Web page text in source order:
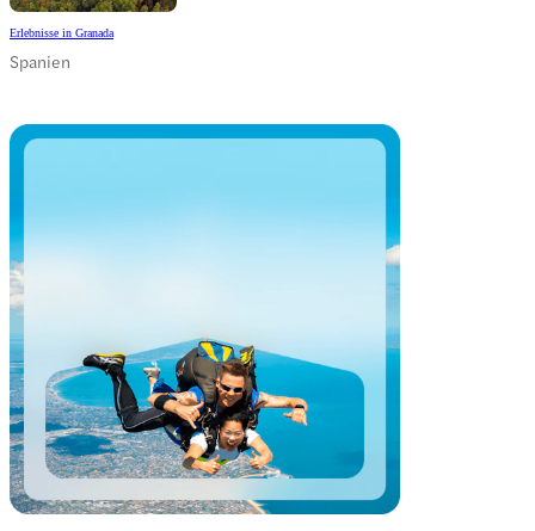
Erlebnisse in Granada
Spanien